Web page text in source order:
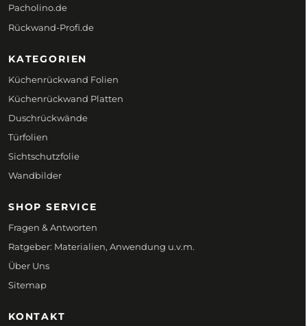
Pacholino.de
Rückwand-Profi.de
KATEGORIEN
Küchenrückwand Folien
Küchenrückwand Platten
Duschrückwände
Türfolien
Sichtschutzfolie
Wandbilder
SHOP SERVICE
Fragen & Antworten
Ratgeber: Materialien, Anwendung u.v.m.
Über Uns
Sitemap
KONTAKT